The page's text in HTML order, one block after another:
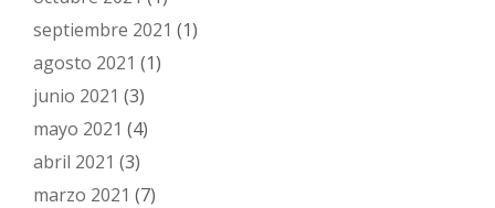
septiembre 2021 (1)
agosto 2021 (1)
junio 2021 (3)
mayo 2021 (4)
abril 2021 (3)
marzo 2021 (7)